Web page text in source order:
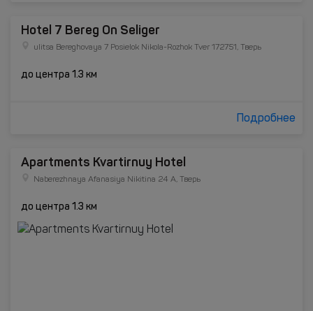
Hotel 7 Bereg On Seliger
ulitsa Bereghovaya 7 Posielok Nikola-Rozhok Tver 172751, Тверь
до центра 1.3 км
Подробнее
Apartments Kvartirnuy Hotel
Naberezhnaya Afanasiya Nikitina 24 А, Тверь
до центра 1.3 км